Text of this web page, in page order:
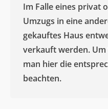
Im Falle eines privat
Umzugs in eine
gekauftes Haus
verkauft werden.
man hier die
beachten.